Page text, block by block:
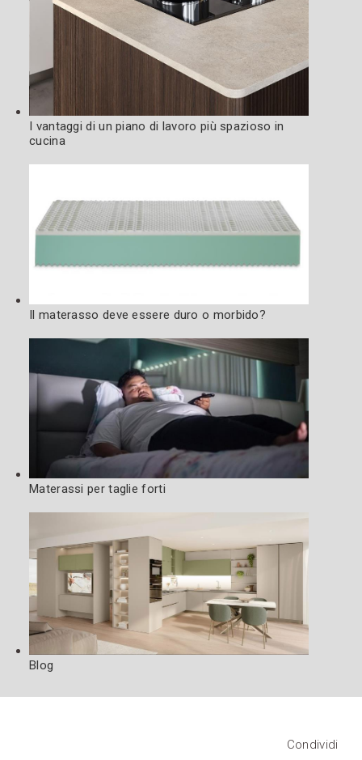
I vantaggi di un piano di lavoro più spazioso in
cucina
Il materasso deve essere duro o morbido?
Materassi per taglie forti
Blog
Condividi